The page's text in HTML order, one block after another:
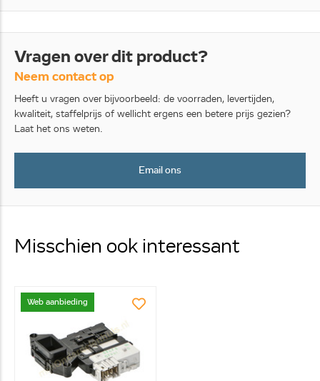
Vragen over dit product?
Neem contact op
Heeft u vragen over bijvoorbeeld: de voorraden, levertijden,
kwaliteit, staffelprijs of wellicht ergens een betere prijs gezien?
Laat het ons weten.
Email ons
Misschien ook interessant
Web aanbieding